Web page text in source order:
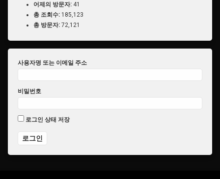
어제의 방문자: 41
총 조회수: 185,123
총 방문자: 72,121
사용자명 또는 이메일 주소
비밀번호
로그인 상태 저장